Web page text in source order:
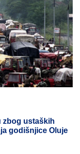
zbog ustaških
godišnjice Oluje